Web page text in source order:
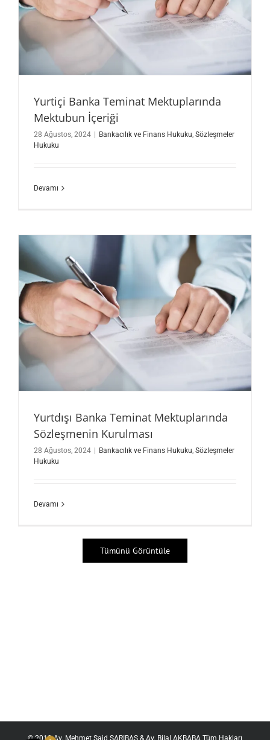
Yurtiçi Banka Teminat Mektuplarında
Mektubun İçeriği
28 Ağustos, 2024 | Bankacılık ve Finans Hukuku Sözleşmeler
Hukuku
Devamı
Yurtdışı Banka Teminat Mektuplarında
Sözleşmenin Kurulması
28 Ağustos, 2024 | Bankacılık ve Finans Hukuku Sözleşmeler
Hukuku
Devamı
Tümünü Görüntüle
© 2019 Av. Mehmet Said SARIBAŞ & Av. Bilal AKBABA Tüm Hakları